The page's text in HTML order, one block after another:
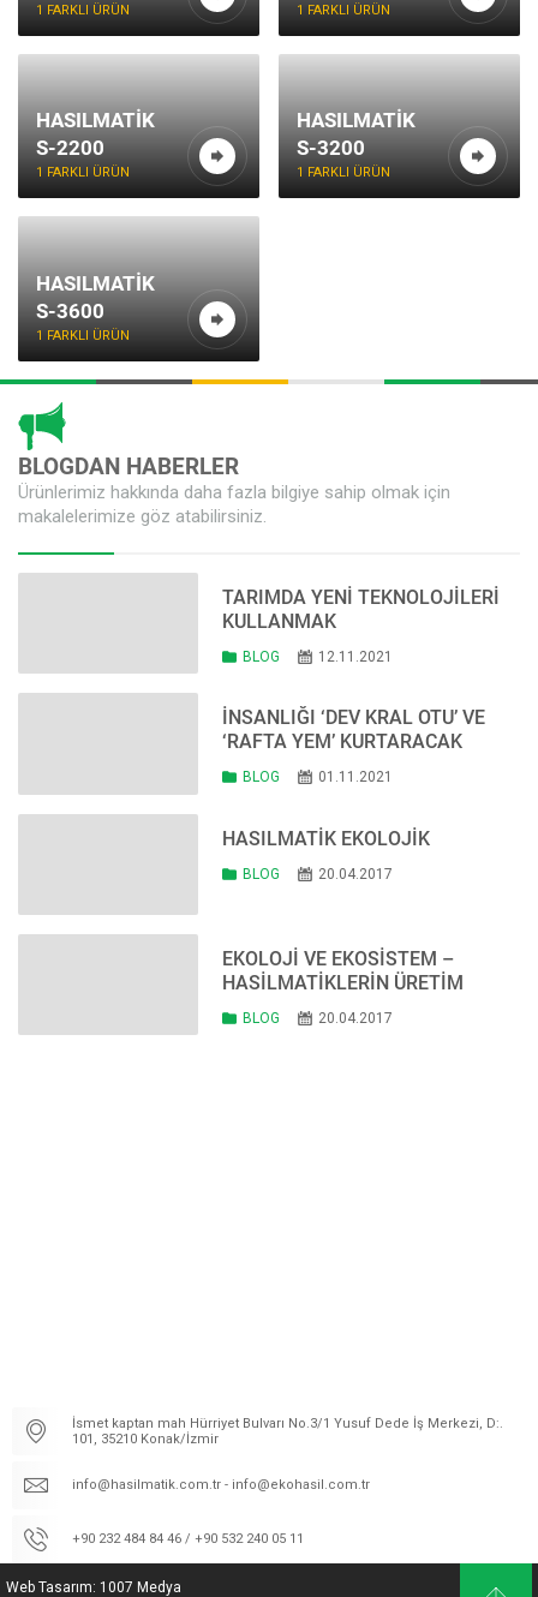
1 FARKLI ÜRÜN 1 FARKLI ÜRÜN
HASILMATIK
S-2200
1 FARKLI ÜRÜN
HASILMATIK
S-3200
1 FARKLI ÜRÜN
HASILMATIK
S-3600
1 FARKLI ÜRÜN
BLOGDAN HABERLER
Ürünlerimiz hakkında daha fazla bilgiye sahip olmak için
makalelerimize göz atabilirsiniz.
TARIMDA YENI TEKNOLOJILERI
KULLANMAK
BLOG 12.11.2021
İNSANLIĞI ‘DEV KRAL OTU’ VE
‘RAFTA YEM’ KURTARACAK
BLOG 01.11.2021
HASILMATİK EKOLOJİK
BLOG 20.04.2017
EKOLOJI VE EKOSISTEM –
HASILMATIKLERIN ÜRETIM
KAPASITELERINE GÖRE EKILI
TARIMSAL ARAZI KARŞILIĞI
BLOG 20.04.2017
İsmet kaptan mah Hürriyet Bulvarı No.3/1 Yusuf Dede İş Merkezi, D:.
101, 35210 Konak/İzmir
info@hasilmatik.com.tr - info@ekohasil.com.tr
+90 232 484 84 46 / +90 532 240 05 11
Web Tasarım: 1007 Medya